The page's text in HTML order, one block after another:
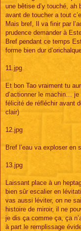
une bêtise d’y touché,
avant de toucher a tout
Mais bref, Il va finir par
prudence demander à
Bref pendant ce temps
forme bien dur
11.jpg
Et bon Tao vraiment tu
d’actionner le machin…
félicité de réfléchir avant
clair)
12.jpg
Bref l’eau va exploser en
13.jpg
Laissant place à un
bien sûr escalier en
vas aussi léviter, on ne
histoire de miroir, il ne
je dis ça comme ça, ça
à part le remplissage